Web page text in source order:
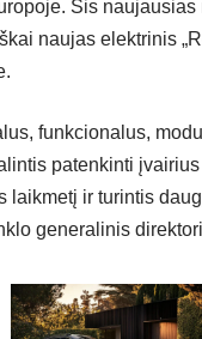
Šis
naujas elektrinis
funkcionalus,
patenkinti
laikmetį ir turintis
generalinis